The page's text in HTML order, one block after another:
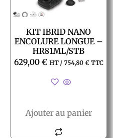
KIT IBRID NANO
ENCOLURE LONGUE –
HR81ML/STB
629,00 € HT / 754,80 €TTC
Ajouter au panier